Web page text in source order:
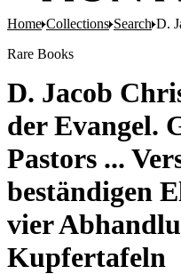
Home Collections Search D.
Rare Books
D. Jacob
der Evangel.
Pastors ...
beständigen
vier
Kupfertafeln